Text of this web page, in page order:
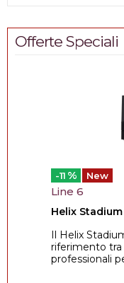
Offerte Speciali
-11 % New
Line 6
Helix
Il Helix
riferimento
professionali